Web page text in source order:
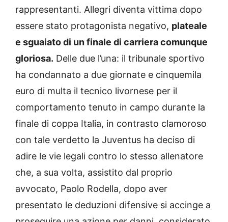
rappresentanti. Allegri diventa vittima dopo
essere stato protagonista negativo, plateale
e sguaiato di un finale di carriera comunque
gloriosa. Delle due l’una: il tribunale sportivo
ha condannato a due giornate e cinquemila
euro di multa il tecnico livornese per il
comportamento tenuto in campo durante la
finale di coppa Italia, in contrasto clamoroso
con tale verdetto la Juventus ha deciso di
adire le vie legali contro lo stesso allenatore
che, a sua volta, assistito dal proprio
avvocato, Paolo Rodella, dopo aver
presentato le deduzioni difensive si accinge a